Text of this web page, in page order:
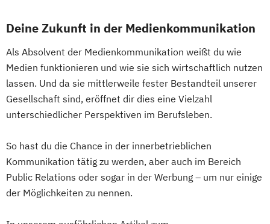
Deine Zukunft in der Medienkommunikation
Als Absolvent der Medienkommunikation weißt du wie
Medien funktionieren und wie sie sich wirtschaftlich nutzen
lassen. Und da sie mittlerweile fester Bestandteil unserer
Gesellschaft sind, eröffnet dir dies eine Vielzahl
unterschiedlicher Perspektiven im Berufsleben.
So hast du die Chance in der innerbetrieblichen
Kommunikation tätig zu werden, aber auch im Bereich
Public Relations oder sogar in der Werbung – um nur einige
der Möglichkeiten zu nennen.